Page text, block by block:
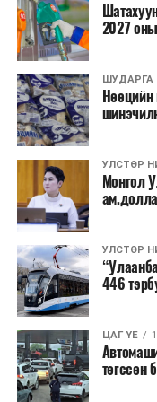
байна.
2026 оны
2026 оны
цаг агаарын
Наймдугаар
аймгуудын
аймгуудын
аймгуудын
аймгуудын
нутгийн хойд,
хэсэг, төвийн
төв, зүүн,
бороо, дуу
ихэнх
Алтайн
хоолойгоор,
2027
УЛСТӨР
Монгол
УЛСТӨР
446
ЦАГ ҮЕ
төгссөн